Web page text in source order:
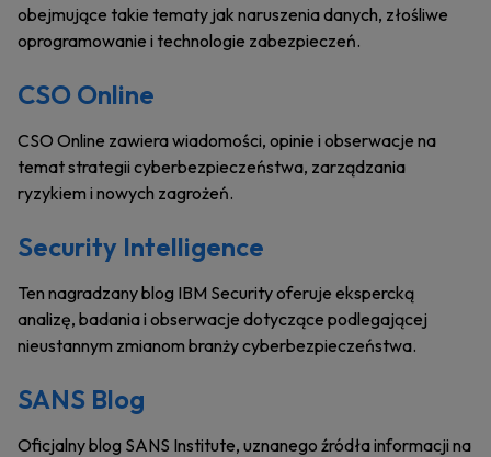
obejmujące takie tematy jak naruszenia danych, złośliwe
oprogramowanie i technologie zabezpieczeń.
CSO Online
CSO Online zawiera wiadomości, opinie i obserwacje na
temat strategii cyberbezpieczeństwa, zarządzania
ryzykiem i nowych zagrożeń.
Security Intelligence
Ten nagradzany blog IBM Security oferuje ekspercką
analizę, badania i obserwacje dotyczące podlegającej
nieustannym zmianom branży cyberbezpieczeństwa.
SANS Blog
Oficjalny blog SANS Institute, uznanego źródła informacji na